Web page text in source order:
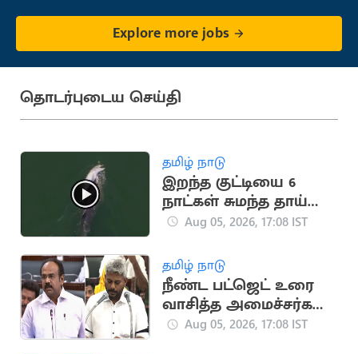
Explore more jobs
தொடர்புடைய செய்தி
தமிழ் நாடு
இறந்த குட்டியை 6
நாட்கள் சுமந்த தாய்
டால்பின் (வைரல்
Aug 05, 2026, 17:08 IST
தமிழ் நாடு
நீண்ட பட்ஜெட் உரை
வாசித்த அமைச்சர்கள்
பட்டியலில் மரிய
Aug 05, 2026, 17:08 IST